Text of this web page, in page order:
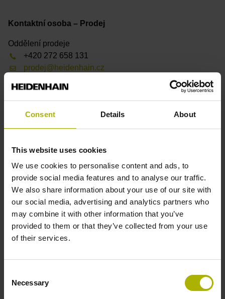
Consent Details About
This website uses cookies
We use cookies to personalise content and ads, to
provide social media features and to analyse our traffic.
We also share information about your use of our site with
our social media, advertising and analytics partners who
may combine it with other information that you’ve
provided to them or that they’ve collected from your use
of their services.
Selection
Necessary
Kontaktní osoba – Prodej
Oddělení prodeje
+420 272 658 131
prodej@heidenhain.cz
Najděte si místní kontakt
K přehledu
Downloads
Informace o produktu
Prospekt – Dotykové sondy
Prospekt – Opce a příslušenství (TNC)